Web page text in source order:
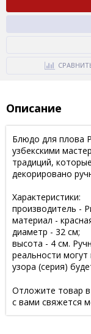
Описание
Блюдо для плова
узбекскими
традиций,
декорировано
Характеристики:
производитель -
материал -
диаметр - 32 см;
высота - 4 см.
реальности
узора (серия)
Отложите товар в
с вами свяжется